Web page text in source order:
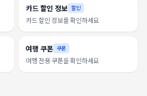
카드 할인 정보 할인
카드 할인 정보를 확인하세요
여행 쿠폰 쿠폰
여행 전용 쿠폰을 확인하세요